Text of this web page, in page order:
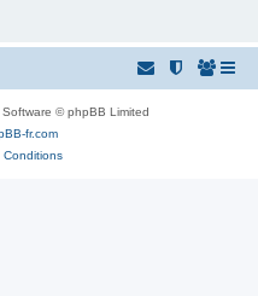
© phpBB Limited
fr.com
Conditions